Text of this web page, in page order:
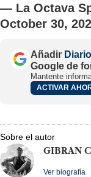
— La Octava
October 30,
Añadir
Google de
Mantente
ACTIVAR
Sobre el autor
GIBRAN
Ver biografía